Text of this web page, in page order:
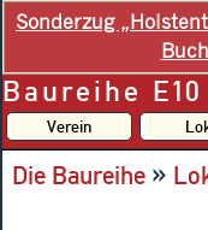
Sonderzug
Baureihe
Verein
Die Baureihe »